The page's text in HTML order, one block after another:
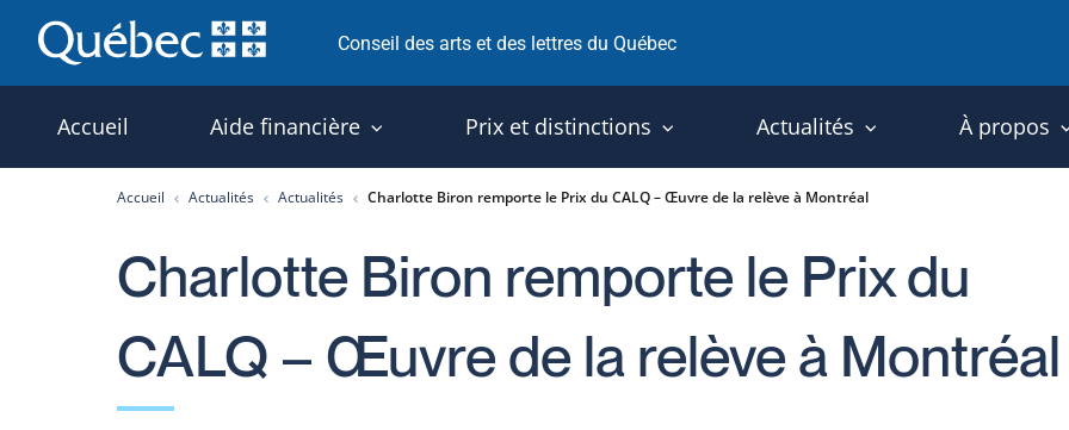
Passer
Conseil des arts et des lettres du Québec
Accueil Aide financière Prix et distinctions Actualités À propos
Accueil Actualités Actualités Charlotte Biron remporte le Prix du CALQ – Œuvre de la relève à Montréal
Charlotte Biron remporte le Prix du
CALQ – Œuvre de la relève à Montréal